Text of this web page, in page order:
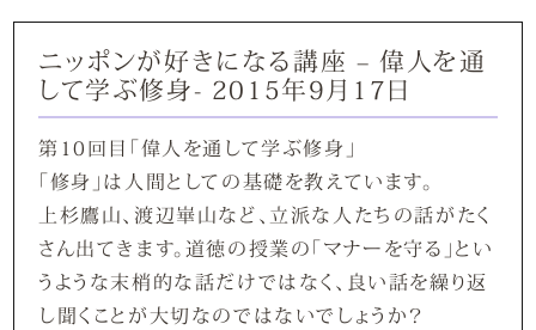
ニッポンが好きになる講座 – 偉人を通
して学ぶ修身- 2015年9月17日
第10回目「偉人を通して学ぶ修身」
「修身」は人間としての基礎を教えています。
上杉鷹山、渡辺崋山など、立派な人たちの話がたく
さん出てきます。道徳の授業の「マナーを守る」とい
うような末梢的な話だけではなく、良い話を繰り返
し聞くことが大切なのではないでしょうか？